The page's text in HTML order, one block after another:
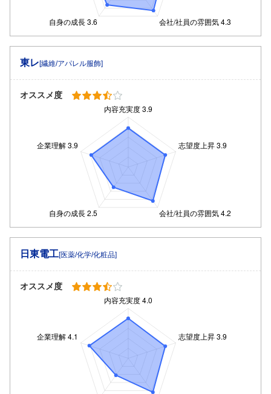
東レ[繊維/アパレル服飾]
オススメ度
日東電工[医薬/化学/化粧品]
オススメ度